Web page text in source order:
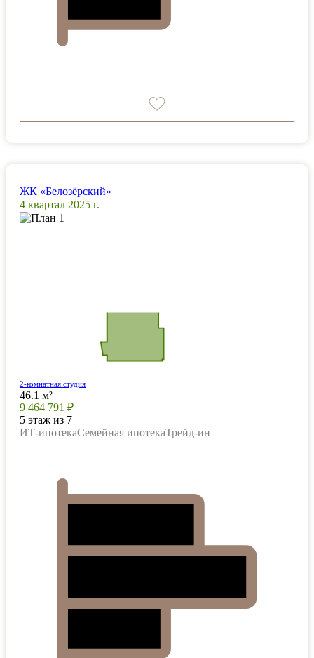
ЖК «Белозёрский»
4 квартал 2025 г.
2-комнатная студия
46.1 м²
9 464 791 ₽
5 этаж из 7
ИТ-ипотекаСемейная ипотекаТрейд-ин